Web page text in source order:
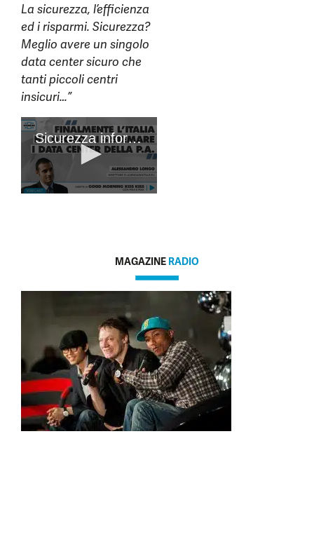
La sicurezza, l’efficienza
ed i risparmi. Sicurezza?
Meglio avere un singolo
data center sicuro che
tanti piccoli centri
insicuri…”
MAGAZINE RADIO